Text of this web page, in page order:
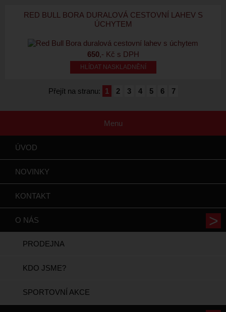
RED BULL BORA DURALOVÁ CESTOVNÍ LAHEV S
ÚCHYTEM
650,- Kč s DPH
HLÍDAT NASKLADNĚNÍ
Přejít na stranu: 1 2 3 4 5 6 7
Menu
ÚVOD
NOVINKY
KONTAKT
O NÁS
PRODEJNA
KDO JSME?
SPORTOVNÍ AKCE